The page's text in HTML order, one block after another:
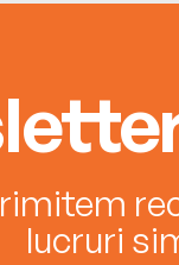
lucruri